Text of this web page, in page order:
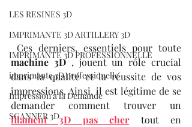
LES RESINES 3D
IMPRIMANTE 3D ARTILLERY 3D
IMPRIMANTE 3D PROFESSIONNELLE
imprimante 3D professionelle
Impression à la Demande
SCANNER 3D
machine 3D , jouent un rôle crucial
dans la qualité et la réussite de vos
impressions. Ainsi, il est légitime de se
filament 3D pas cher tout en